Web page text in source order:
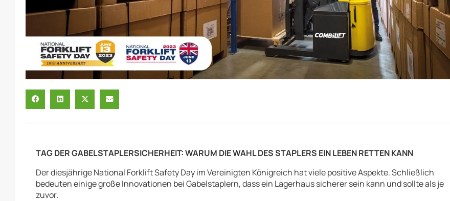
TAG DER GABELSTAPLERSICHERHEIT: WARUM DIE WAHL DES STAPLERS EIN LEBEN RETTEN KANN
Der diesjährige National Forklift Safety Day im Vereinigten Königreich hat viele positive Aspekte. Schließlich
bedeuten einige große Innovationen bei Gabelstaplern, dass ein Lagerhaus sicherer sein kann und sollte als je
zuvor.